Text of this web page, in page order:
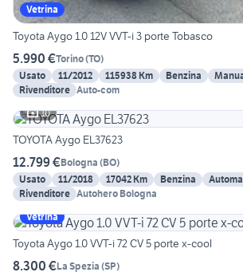
Vetrina
Toyota Aygo 1.0 12V VVT-i 3 porte Tobasco
5.990 €Torino(TO)
Usato
11/2012 115938 Km Benzina
Rivenditore Auto-com
10
TOYOTA Aygo EL37623
12.799 €Bologna (BO)
Usato
11/2018 17042 Km Benzina
Rivenditore Autohero Bologna
Vetrina
Toyota Aygo 1.0 VVT-i 72 CV 5 porte x-cool
8.300 €La Spezia (SP)